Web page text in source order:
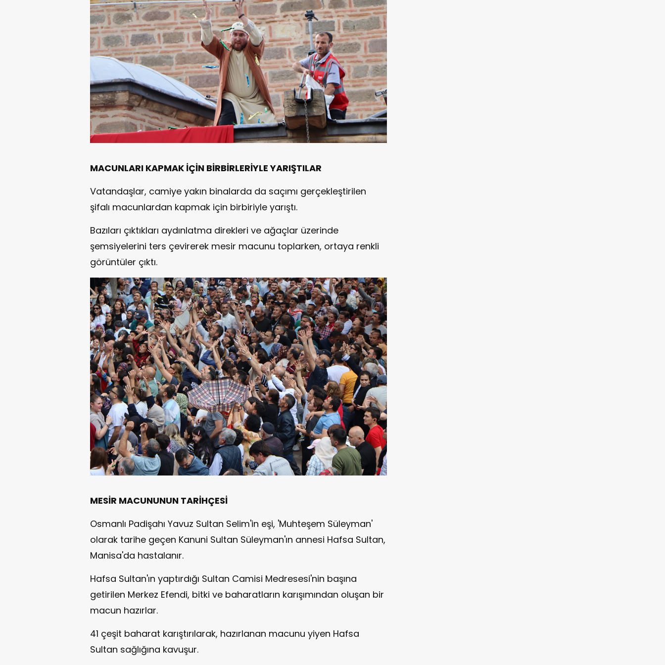
MACUNLARI KAPMAK İÇİN BİRBİRLERİYLE YARIŞTILAR
Vatandaşlar, camiye yakın binalarda da saçımı gerçekleştirilen
şifalı macunlardan kapmak için birbiriyle yarıştı.
Bazıları çıktıkları aydınlatma direkleri ve ağaçlar üzerinde
şemsiyelerini ters çevirerek mesir macunu toplarken, ortaya renkli
görüntüler çıktı.
MESİR MACUNUNUN TARİHÇESİ
Osmanlı Padişahı Yavuz Sultan Selim'in eşi, 'Muhteşem Süleyman'
olarak tarihe geçen Kanuni Sultan Süleyman'ın annesi Hafsa Sultan,
Manisa'da hastalanır.
Hafsa Sultan'ın yaptırdığı Sultan Camisi Medresesi'nin başına
getirilen Merkez Efendi, bitki ve baharatların karışımından oluşan bir
macun hazırlar.
41 çeşit baharat karıştırılarak, hazırlanan macunu yiyen Hafsa
Sultan sağlığına kavuşur.